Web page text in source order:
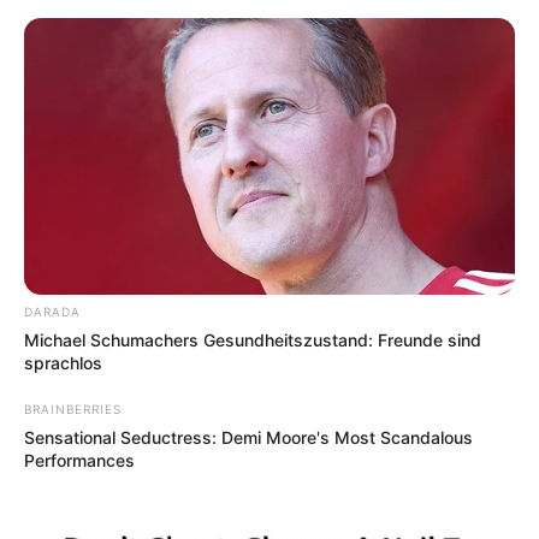
Schlitz und Willofs
Veranstaltungen
Bald ist Hohes Friedensfest (in Augsburg ein Feiertag):
Sonnabend, den 08.08.2026
DARADA
Michael Schumachers Gesundheitszustand: Freunde sind
sprachlos
BRAINBERRIES
Sensational Seductress: Demi Moore's Most Scandalous
Performances